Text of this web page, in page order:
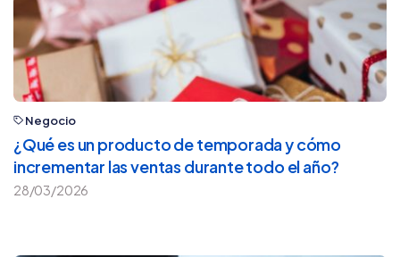
Negocio
¿Qué es un producto de temporada y cómo
incrementar las ventas durante todo el año?
28/03/2026